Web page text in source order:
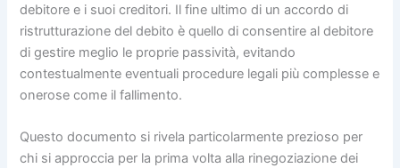
debitore e i suoi creditori. Il fine ultimo di un accordo di
ristrutturazione del debito è quello di consentire al debitore
di gestire meglio le proprie passività, evitando
contestualmente eventuali procedure legali più complesse e
onerose come il fallimento.
Questo documento si rivela particolarmente prezioso per
chi si approccia per la prima volta alla rinegoziazione dei